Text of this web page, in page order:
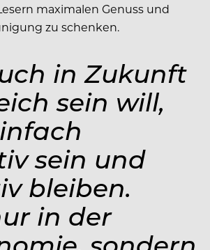
maximalen Genuss und
zu schenken.
in Zukunft
sein will,
sein und
bleiben.
in der